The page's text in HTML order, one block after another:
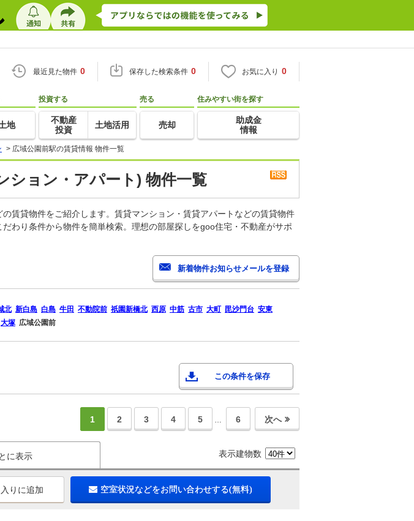
最近見た物件 0 保存した検索条件 0 お気に入り 0
地
投資する
不動産
投資
土地活用
売る
売却
住みやすい街を探す
助成金
情報
> 広域公園前駅の賃貸情報 物件一覧
ション・アパート) 物件一覧
賃貸物件をご紹介します。賃貸マンション・賃貸アパートなどの賃貸物件
わり条件から物件を簡単検索。理想の部屋探しをgoo住宅・不動産がサポ
北 新白島 白島 牛田 不動院前 祇園新橋北 西原 中筋 古市 大町 毘沙門台 安東
大塚 広域公園前
この条件を保存
1 2 3 4 5 … 6 次へ
に表示 表示建物数
りに追加 空室状況などをお問い合わせする(無料)